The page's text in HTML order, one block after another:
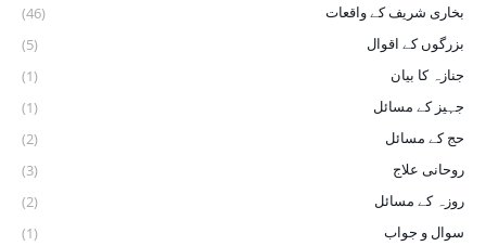
بخاری شریف ‏کے ‏واقعات
(46)
بزرگوں کے اقوال
(5)
جنازہ کا بیان
(1)
جہیز کے مسائل
(1)
حج کے مسائل
(2)
روحانی علاج
(3)
روزہ کے مسائل
(2)
سوال و جواب
(1)